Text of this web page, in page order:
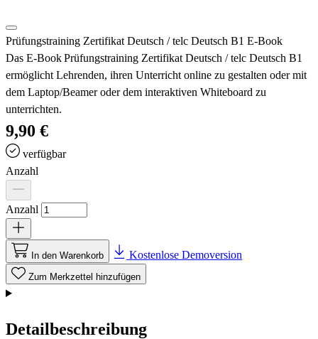
Prüfungstraining Zertifikat Deutsch / telc Deutsch B1 E-Book
Das E-BookPrüfungstraining Zertifikat Deutsch / telc Deutsch B1
ermöglicht Lehrenden, ihren Unterricht online zu gestalten oder mit
dem Laptop/Beameroder dem interaktiven Whiteboard zu
unterrichten.
9,90 €
verfügbar
Anzahl
Anzahl
In den Warenkorb Kostenlose Demoversion
Zum Merkzettel hinzufügen
Detailbeschreibung